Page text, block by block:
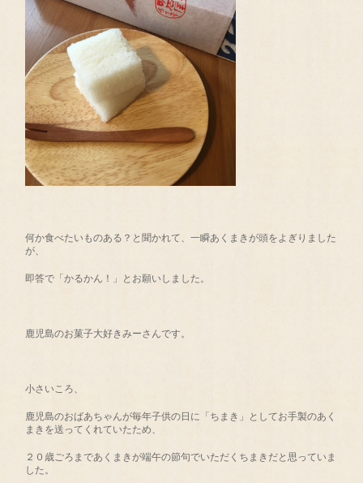
何か食べたいものある？と聞かれて、一瞬あくまきが頭をよぎりました
が、
即答で「かるかん！」とお願いしました。
鹿児島のお菓子大好きみーさんです。
小さいころ、
鹿児島のおばあちゃんが毎年子供の日に「ちまき」としてお手製のあく
まきを送ってくれていたため、
２０歳ごろまであくまきが端午の節句でいただくちまきだと思っていま
した。